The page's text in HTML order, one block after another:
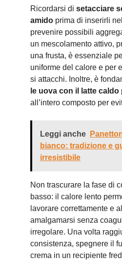
Ricordarsi di setacciare
amido prima di inserirli
prevenire possibili
un mescolamento attivo,
una frusta, è essenziale
uniforme del calore e per
si attacchi. Inoltre, è
le uova con il latte caldo
all’intero composto per
Leggi anche
bianco: tradizione e
irresistibile
Non trascurare la fase di
basso: il calore lento
lavorare correttamente e
amalgamarsi senza
irregolare. Una volta
consistenza, spegnere il
crema in un recipiente